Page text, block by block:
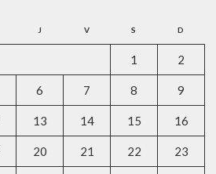
J V S D
1 2
6 7 8 9
13 14 15 16
20 21 22 23